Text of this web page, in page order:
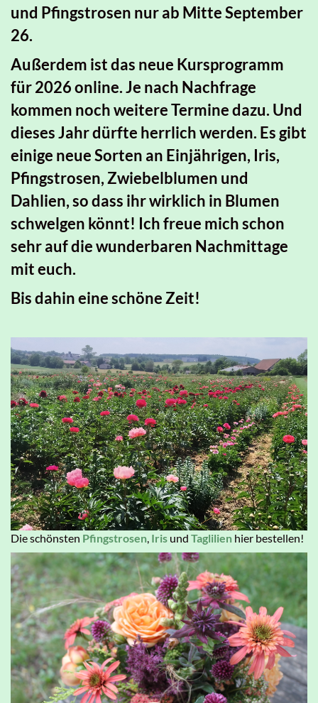
und Pfingstrosen nur ab Mitte September
26.
Außerdem ist das neue Kursprogramm
für 2026 online. Je nach Nachfrage
kommen noch weitere Termine dazu. Und
dieses Jahr dürfte herrlich werden. Es gibt
einige neue Sorten an Einjährigen, Iris,
Pfingstrosen, Zwiebelblumen und
Dahlien, so dass ihr wirklich in Blumen
schwelgen könnt! Ich freue mich schon
sehr auf die wunderbaren Nachmittage
mit euch.
Bis dahin eine schöne Zeit!
Die schönsten Pfingstrosen, Iris und Taglilien hier bestellen!